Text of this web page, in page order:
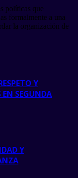
políticas que
formalmente a una
la organización de
Y
SEGUNDA
Y